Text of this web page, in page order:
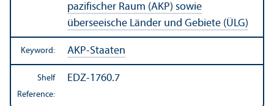
pazifischer Raum (AKP) sowie
überseeische Länder und Gebiete (ÜLG)
Keyword: AKP-Staaten
Shelf
Reference:
EDZ-1760.7